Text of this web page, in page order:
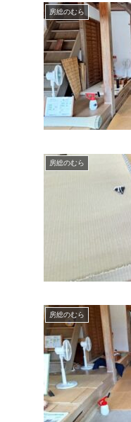
房総のむら
房総のむら
房総のむら